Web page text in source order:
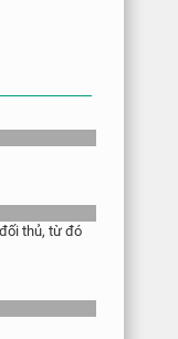
thủ, từ đó